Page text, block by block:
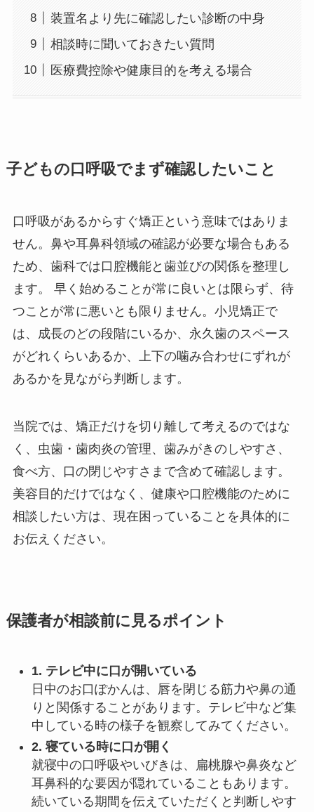
装置名より先に確認したい診断の中身
相談時に聞いておきたい質問
医療費控除や健康目的を考える場合
子どもの口呼吸でまず確認したいこと
口呼吸があるからすぐ矯正という意味ではありま
せん。鼻や耳鼻科領域の確認が必要な場合もある
ため、歯科では口腔機能と歯並びの関係を整理し
ます。 早く始めることが常に良いとは限らず、待
つことが常に悪いとも限りません。小児矯正で
は、成長のどの段階にいるか、永久歯のスペース
がどれくらいあるか、上下の噛み合わせにずれが
あるかを見ながら判断します。
当院では、矯正だけを切り離して考えるのではな
く、虫歯・歯肉炎の管理、歯みがきのしやすさ、
食べ方、口の閉じやすさまで含めて確認します。
美容目的だけではなく、健康や口腔機能のために
相談したい方は、現在困っていることを具体的に
お伝えください。
保護者が相談前に見るポイント
1. テレビ中に口が開いている
日中のお口ぽかんは、唇を閉じる筋力や鼻の通
りと関係することがあります。テレビ中など集
中している時の様子を観察してみてください。
2. 寝ている時に口が開く
就寝中の口呼吸やいびきは、扁桃腺や鼻炎など
耳鼻科的な要因が隠れていることもあります。
続いている期間を伝えていただくと判断しやす